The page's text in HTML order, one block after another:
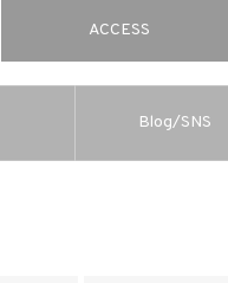
ACCESS
Blog/SNS